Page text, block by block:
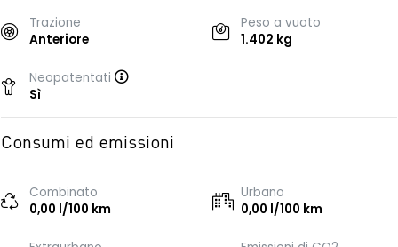
Trazione
Anteriore
Peso a vuoto
1.402 kg
Neopatentati
Sì
Consumi ed emissioni
Combinato
0,00 l/100 km
Urbano
0,00 l/100 km